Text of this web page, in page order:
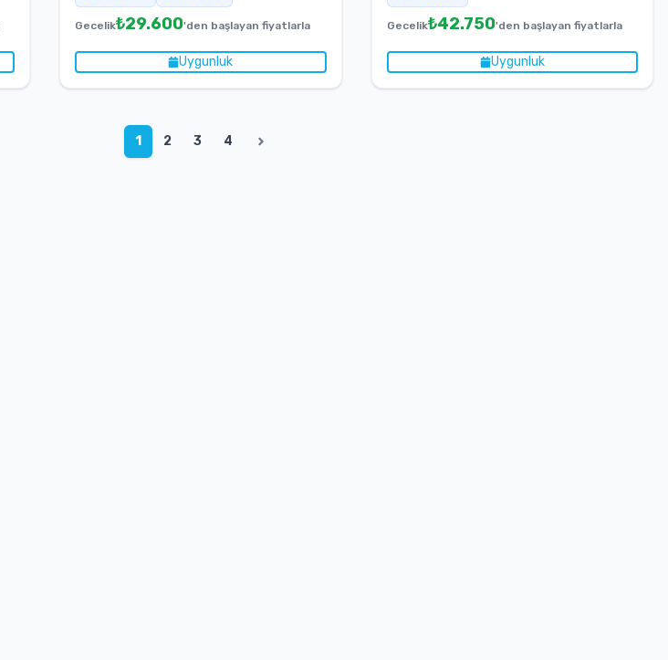
Gecelik₺29.600'den başlayan fiyatlarla
Uygunluk
Gecelik₺42.750'den başlayan fiyatlarla
Uygunluk
1 2 3 4